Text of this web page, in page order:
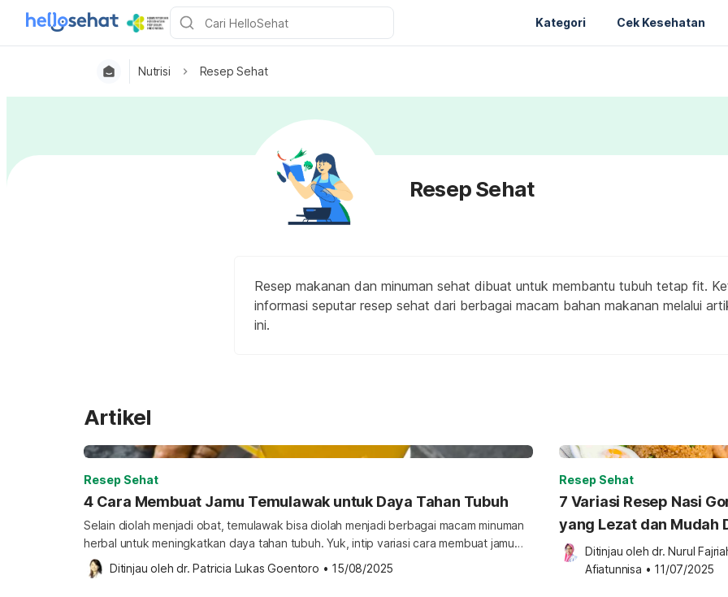
Kategori Cek Kesehatan
Nutrisi Resep Sehat
Resep Sehat
Resep makanan dan minuman sehat dibuat untuk membantu tubuh tetap fit.
informasi seputar resep sehat dari berbagai macam bahan makanan melalui
ini.
Artikel
Resep Sehat
4 Cara Membuat Jamu Temulawak untuk Daya Tahan Tubuh
Selain diolah menjadi obat, temulawak bisa diolah menjadi berbagai macam minuman
herbal untuk meningkatkan daya tahan tubuh. Yuk, intip variasi cara membuat jamu
temulawak di bawah ini! Manfaat jamu temulawak untuk daya tahan tubuh Temulawak
yang juga dikenal dengan nama ilmiah Curcuma xanthorrhiza dipercaya sebagai salah
Ditinjau oleh dr. Patricia Lukas Goentoro • 15/08/2025
Resep Sehat
7 Variasi Resep Nasi
yang Lezat dan Mudah
Ditinjau oleh dr. Nurul
Afiatunnisa • 11/07/2025